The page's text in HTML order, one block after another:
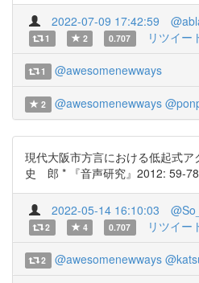
2022-07-09 17:42:59
1 2 0.707 リツイー
1 @awesomenewways
2 @awesomenewways
現代大阪市方言における低起
史 郎 * 『音声研究』2012: 59-
2022-05-14 16:10:03
2 4 0.707 リツイー
2 @awesomenewways